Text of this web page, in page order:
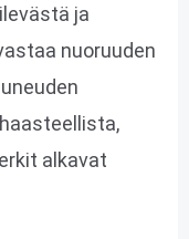
ja
nuoruuden
alkavat